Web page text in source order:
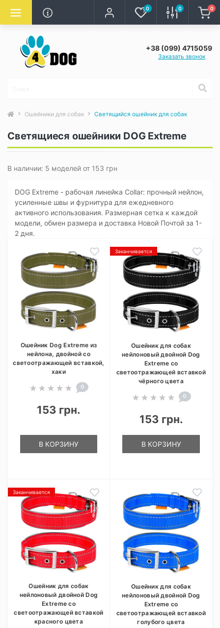
0 0 0
+38 (099) 4715059
Заказать звонок
Ошейники для собак Светящийся ошейник для собак
Светящиеся ошейники DOG Extreme
В наличии: 5 моделей от 153 грн
DOG Extreme - рабочая линейка Collar: прочный нейлон,
усиленные швы и фурнитура для ежедневного
активного использования. Размерная сетка к каждой
модели, обмен размера и доставка Новой Почтой за 1-
2 дня.
Ошейник Dog Extreme из
нейлона, двойной со
светоотражающей вставкой,
хаки
0
153 грн.
В КОРЗИНУ
Заканчивается
Ошейник для собак
нейлоновый двойной Dog
Extremе со
светоотражающей вставкой
чёрного цвета
0
153 грн.
В КОРЗИНУ
Заканчивается
Ошейник для собак
нейлоновый двойной Dog
Extremе со
светоотражающей вставкой
красного цвета
Ошейник для собак
нейлоновый двойной Dog
Extremе со
светоотражающей вставкой
голубого цвета